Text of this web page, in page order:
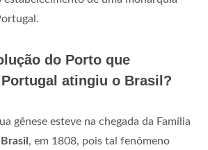
do Porto que
atingiu o Brasil?
gênese esteve na chegada da Família
Brasil, em 1808, pois tal fenômeno